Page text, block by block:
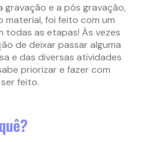
e a pós gravação,
material, foi feito com um
todas as etapas! Às vezes
de deixar passar alguma
e das diversas atividades
priorizar e fazer com
feito.